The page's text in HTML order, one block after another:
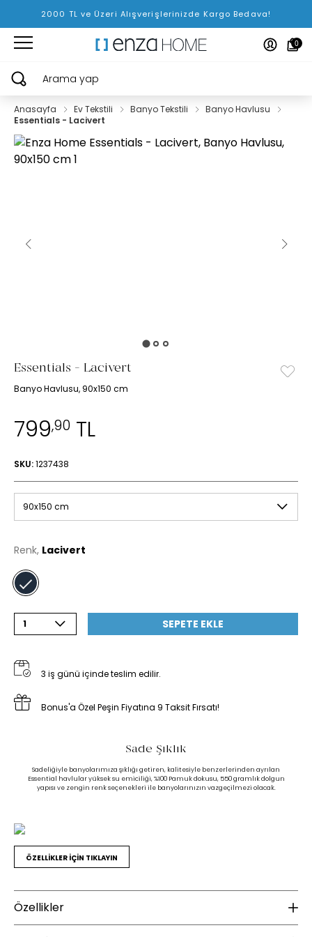
2000 TL ve Üzeri Alışverişlerinizde Kargo Bedava!
0
Arama yap
Anasayfa Ev Tekstili Banyo Tekstili
Banyo Havlusu
Essentials - Lacivert
Essentials - Lacivert
Banyo Havlusu, 90x150 cm
799,90 TL
SKU:1237438
90x150 cm
Renk, Lacivert
1 SEPETE EKLE
3 iş günü içinde teslim edilir.
Bonus'a Özel Peşin Fiyatına 9 Taksit Fırsatı!
Sade Şıklık
Sadeliğiyle banyolarımıza şıklığı getiren, kalitesiyle benzerlerinden ayrılan
Essential havlular yüksek su emiciliği, %100 Pamuk dokusu, 550 gramlık dolgun
yapısı ve zengin renk seçenekleri ile banyolarınızın vazgeçilmezi olacak.
ÖZELLİKLER İÇİN TIKLAYIN
Özellikler